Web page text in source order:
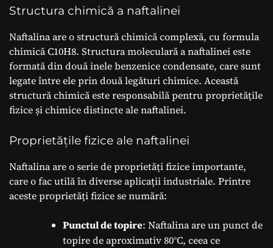
Structura chimică a naftalinei
Naftalina are o structură chimică complexă, cu formula
chimică C10H8. Structura moleculară a naftalinei este
formată din două inele benzenice condensate, care sunt
legate între ele prin două legături chimice. Această
structură chimică este responsabilă pentru proprietățile
fizice și chimice distincte ale naftalinei.
Proprietățile fizice ale naftalinei
Naftalina are o serie de proprietăți fizice importante,
care o fac utilă în diverse aplicații industriale. Printre
aceste proprietăți fizice se numără:
Punctul de topire: Naftalina are un punct de
topire de aproximativ 80°C, ceea ce